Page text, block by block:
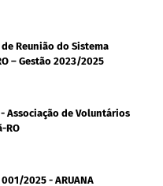
Reunião do Sistema
– Gestão 2023/2025
Associação de Voluntários
RO
2025 - ARUANA